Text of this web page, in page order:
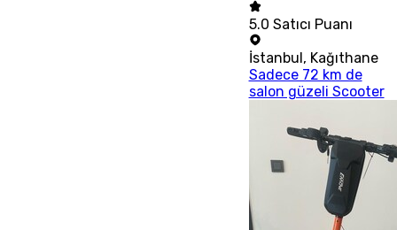
5.0 Satıcı Puanı
İstanbul, Kağıthane
Sadece 72 km de
salon güzeli Scooter